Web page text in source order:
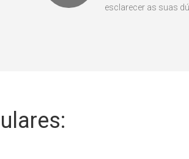
esclarecer as suas